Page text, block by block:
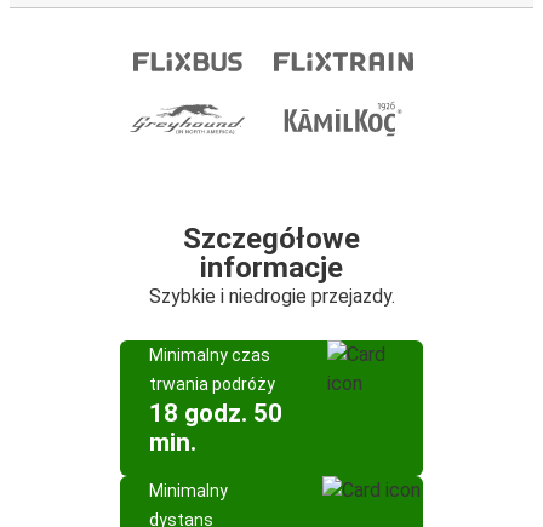
Szczegółowe
informacje
Szybkie i niedrogie przejazdy.
Minimalny czas
trwania podróży
18 godz. 50
min.
Minimalny
dystans